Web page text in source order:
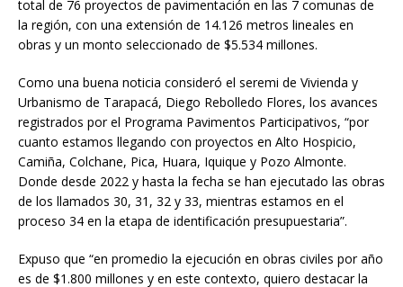
total de 76 proyectos de pavimentación en las 7 comunas de
la región, con una extensión de 14.126 metros lineales en
obras y un monto seleccionado de $5.534 millones.
Como una buena noticia consideró el seremi de Vivienda y
Urbanismo de Tarapacá, Diego Rebolledo Flores, los avances
registrados por el Programa Pavimentos Participativos, “por
cuanto estamos llegando con proyectos en Alto Hospicio,
Camiña, Colchane, Pica, Huara, Iquique y Pozo Almonte.
Donde desde 2022 y hasta la fecha se han ejecutado las obras
de los llamados 30, 31, 32 y 33, mientras estamos en el
proceso 34 en la etapa de identificación presupuestaria”.
Expuso que “en promedio la ejecución en obras civiles por año
es de $1.800 millones y en este contexto, quiero destacar la